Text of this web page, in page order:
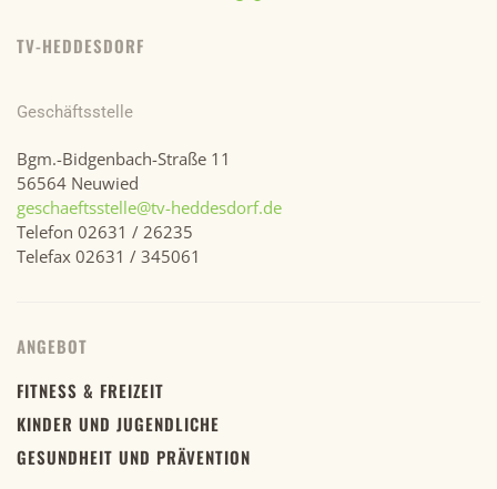
TV-HEDDESDORF
Geschäftsstelle
Bgm.-Bidgenbach-Straße 11
56564 Neuwied
geschaeftsstelle@tv-heddesdorf.de
Telefon 02631 / 26235
Telefax 02631 / 345061
ANGEBOT
FITNESS & FREIZEIT
KINDER UND JUGENDLICHE
GESUNDHEIT UND PRÄVENTION